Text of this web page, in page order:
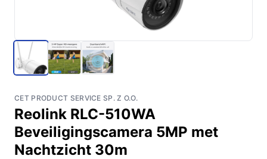
CET PRODUCT SERVICE SP. Z O.O.
Reolink RLC-510WA
Beveiligingscamera 5MP met
Nachtzicht 30m